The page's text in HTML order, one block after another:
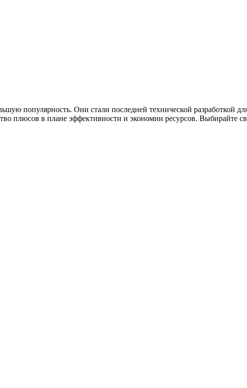
популярность. Они стали последней технической разработкой
плюсов в плане эффективности и экономии ресурсов. Выбирайте